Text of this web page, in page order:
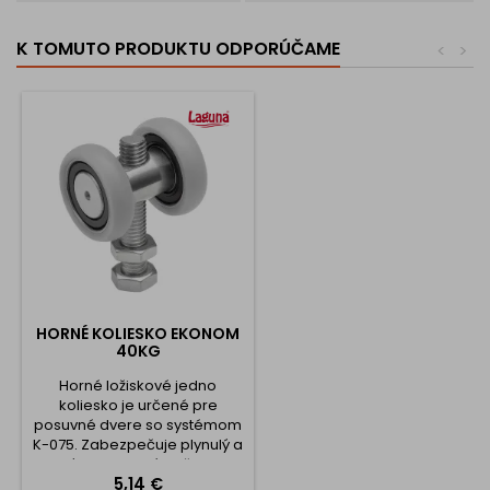
K TOMUTO PRODUKTU ODPORÚČAME >
<
HORNÉ KOLIESKO EKONOM
40KG
Horné ložiskové jedno
koliesko je určené pre
posuvné dvere so systémom
K-075. Zabezpečuje plynulý a
tichý chod dverí, pričom je
vhodné pre dvere s
Cena
5,14 €